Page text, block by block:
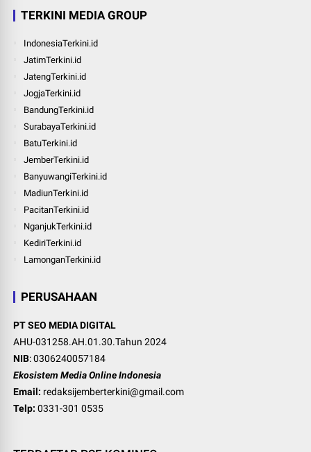
TERKINI MEDIA GROUP
IndonesiaTerkini.id
JatimTerkini.id
JatengTerkini.id
JogjaTerkini.id
BandungTerkini.id
SurabayaTerkini.id
BatuTerkini.id
JemberTerkini.id
BanyuwangiTerkini.id
MadiunTerkini.id
PacitanTerkini.id
NganjukTerkini.id
KediriTerkini.id
LamonganTerkini.id
PERUSAHAAN
PT SEO MEDIA DIGITAL
AHU-031258.AH.01.30.Tahun 2024
NIB: 0306240057184
Ekosistem Media Online Indonesia
Email: redaksijemberterkini@gmail.com
Telp: 0331-301 0535